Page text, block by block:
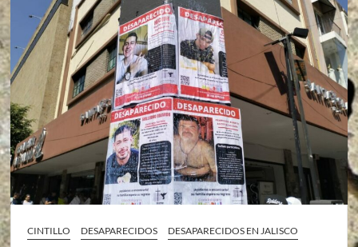
CINTILLO DESAPARECIDOS
DESAPARECIDOS EN JALISCO